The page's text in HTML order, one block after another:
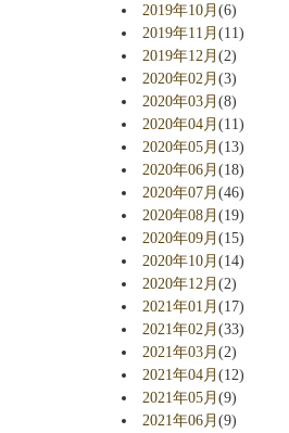
2019年10月(6)
2019年11月(11)
2019年12月(2)
2020年02月(3)
2020年03月(8)
2020年04月(11)
2020年05月(13)
2020年06月(18)
2020年07月(46)
2020年08月(19)
2020年09月(15)
2020年10月(14)
2020年12月(2)
2021年01月(17)
2021年02月(33)
2021年03月(2)
2021年04月(12)
2021年05月(9)
2021年06月(9)